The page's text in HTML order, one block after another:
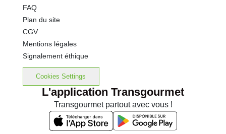
FAQ
Plan du site
CGV
Mentions légales
Signalement éthique
Cookies Settings
L'application Transgourmet
Transgourmet partout avec vous !